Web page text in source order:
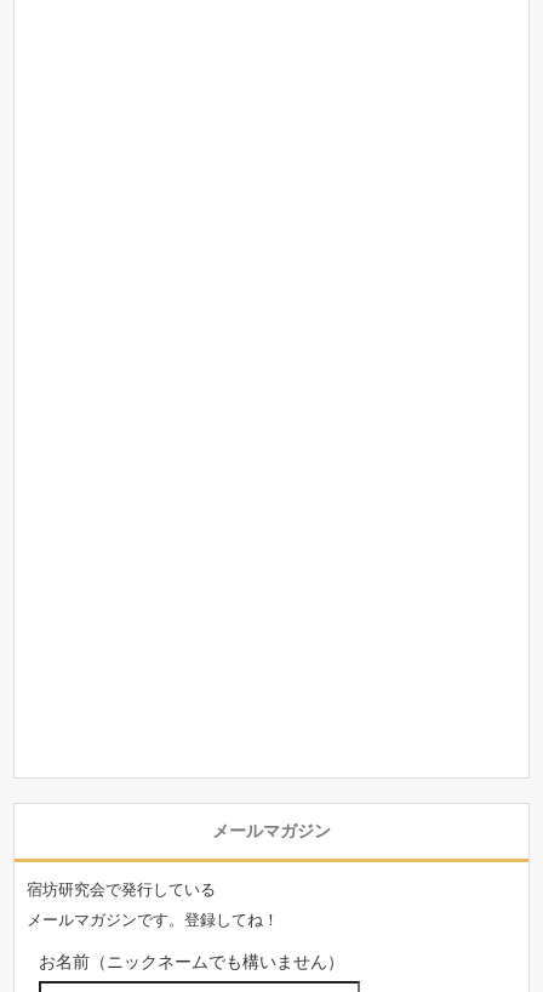
メールマガジン
宿坊研究会で発行している
メールマガジンです。登録してね！
お名前（ニックネームでも構いません）